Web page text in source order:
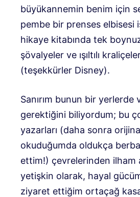
büyükannemin benim için
pembe bir prenses elbisesi
hikaye kitabında tek
şövalyeler ve ışıltılı
(teşekkürler Disney).
Sanırım bunun bir yerlerde
gerektiğini biliyordum; bu
yazarları (daha sonra
okuduğumda oldukça
ettim!) çevrelerinden ilham
yetişkin olarak, hayal
ziyaret ettiğim ortaçağ